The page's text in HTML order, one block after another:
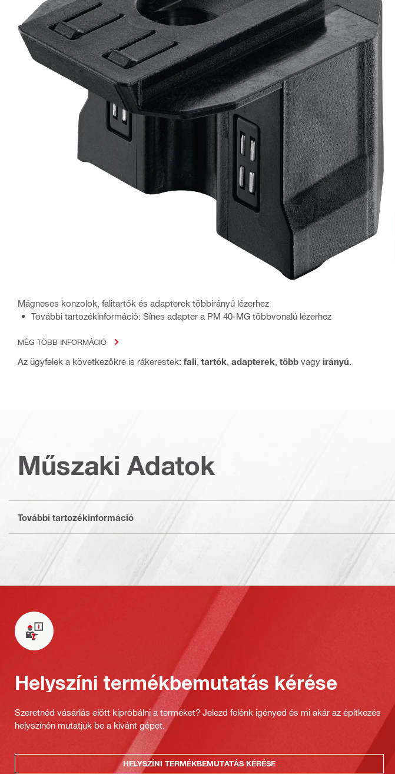
Mágneses konzolok, falitartók és adapterek többirányú lézerhez
További tartozékinformáció: Sínes adapter a PM 40-MG többvonalú lézerhez
MÉG TÖBB INFORMÁCIÓ
Az ügyfelek a következőkre is rákerestek: fali tartók adapterek több vagy irányú
Műszaki Adatok
További tartozékinformáció
Helyszíni termékbemutatás kérése
Szeretnéd vásárlás előtt kipróbálni a terméket? Jelezd felénk igényed és mi akár az építkezés
helyszínén mutatjuk be a kívánt gépet.
HELYSZÍNI TERMÉKBEMUTATÁS KÉRÉSE